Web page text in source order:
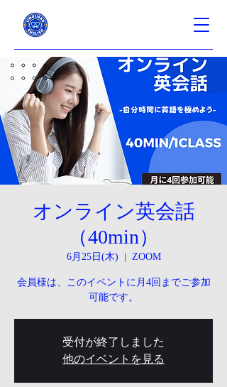
オンライン英会話
（40min）
6月25日(木) ZOOM
会員様は、このイベントに月4回までご参加
可能です。
受付が終了しました
他のイベントを見る